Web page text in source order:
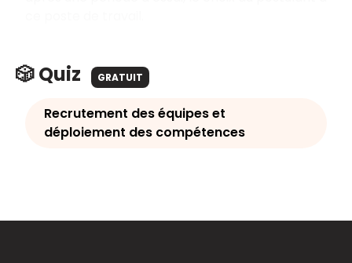
🎲 Quiz GRATUIT
Recrutement des équipes et
déploiement des compétences